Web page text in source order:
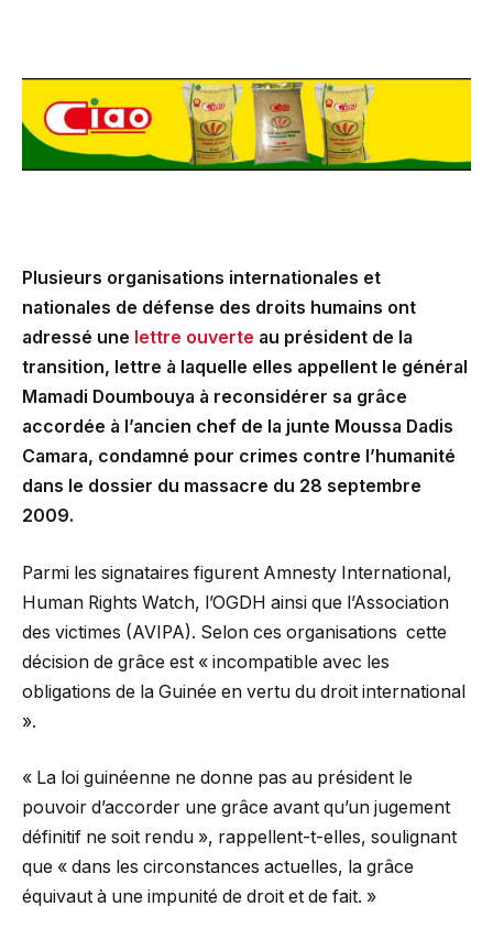
Plusieurs organisations internationales et
nationales de défense des droits humains ont
adressé une lettre ouverte au président de la
transition, lettre à laquelle elles appellent le général
Mamadi Doumbouya à reconsidérer sa grâce
accordée à l’ancien chef de la junte Moussa Dadis
Camara, condamné pour crimes contre l’humanité
dans le dossier du massacre du 28 septembre
2009.
Parmi les signataires figurent Amnesty International,
Human Rights Watch, l’OGDH ainsi que l’Association
des victimes (AVIPA). Selon ces organisations cette
décision de grâce est « incompatible avec les
obligations de la Guinée en vertu du droit international
».
« La loi guinéenne ne donne pas au président le
pouvoir d’accorder une grâce avant qu’un jugement
définitif ne soit rendu », rappellent-t-elles, soulignant
que « dans les circonstances actuelles, la grâce
équivaut à une impunité de droit et de fait. »